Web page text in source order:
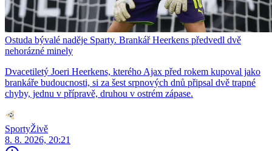
Ostuda bývalé naděje Sparty. Brankář Heerkens předvedl dvě
nehorázné minely
Dvacetiletý Joeri Heerkens, kterého Ajax před rokem kupoval jako
brankáře budoucnosti, si za šest srpnových dnů připsal dvě trapné
chyby, jednu v přípravě, druhou v ostrém zápase.
SportyŽivě
8. 8. 2026, 20:21